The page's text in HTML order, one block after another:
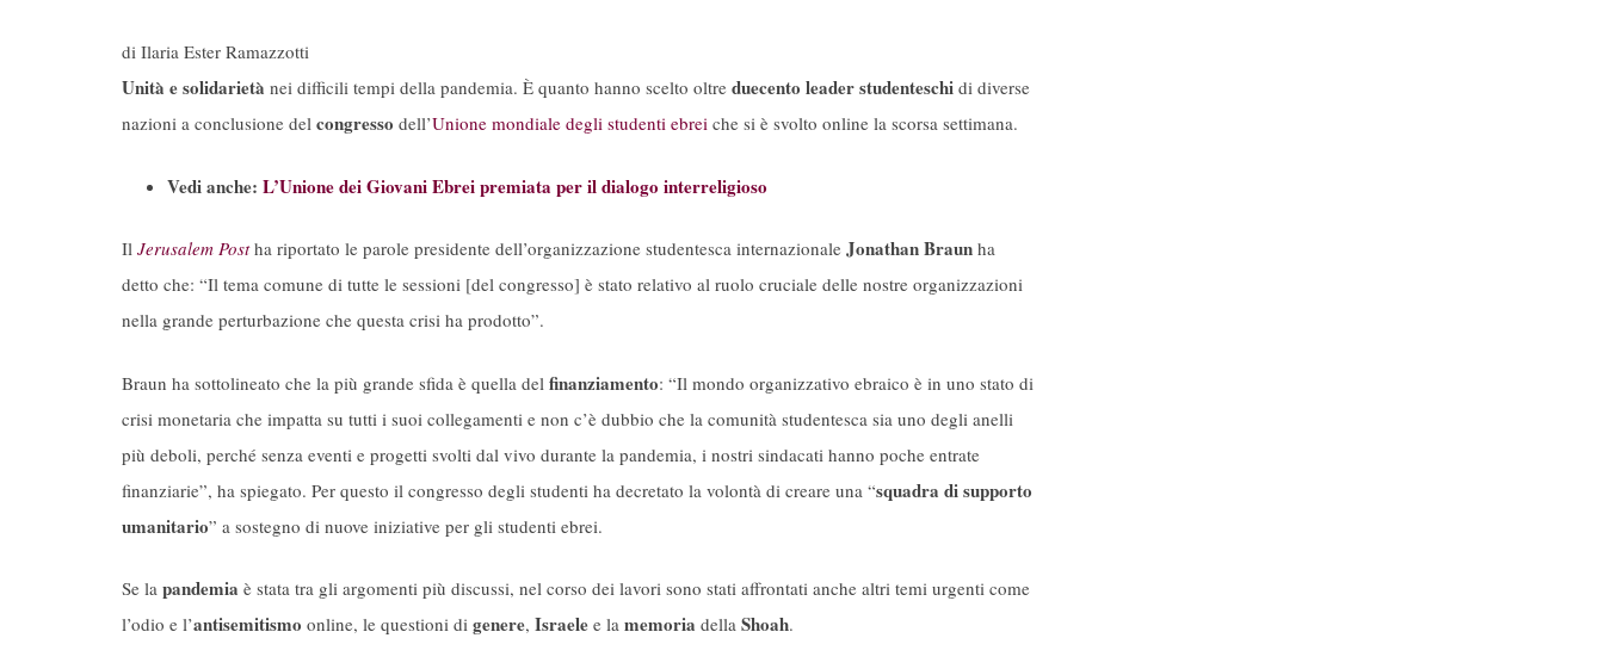
di Ilaria Ester Ramazzotti
Unità e solidarietà nei difficili tempi della pandemia. È quanto hanno scelto oltre duecento leader studenteschi di diverse
nazioni a conclusione del congresso dell’Unione mondiale degli studenti ebrei che si è svolto online la scorsa settimana.
Vedi anche: L’Unione dei Giovani Ebrei premiata per il dialogo interreligioso
Il Jerusalem Postha riportato le parole presidente dell’organizzazione studentesca internazionale Jonathan Braun ha
detto che: “Il tema comune di tutte le sessioni [del congresso] è stato relativo al ruolo cruciale delle nostre organizzazioni
nella grande perturbazione che questa crisi ha prodotto”.
Braun ha sottolineato che la più grande sfida è quella del finanziamento: “Il mondo organizzativo ebraico è in uno stato di
crisi monetaria che impatta su tutti i suoi collegamenti e non c’è dubbio che la comunità studentesca sia uno degli anelli
più deboli, perché senza eventi e progetti svolti dal vivo durante la pandemia, i nostri sindacati hanno poche entrate
finanziarie”, ha spiegato. Per questo il congresso degli studenti ha decretato la volontà di creare una “squadra di supporto
umanitario” a sostegno di nuove iniziative per gli studenti ebrei.
Se la pandemia è stata tra gli argomenti più discussi, nel corso dei lavori sono stati affrontati anche altri temi urgenti come
l’odio e l’antisemitismo online, le questioni di genere, Israele e la memoria della Shoah.